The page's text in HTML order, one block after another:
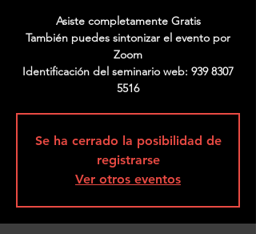
Asiste completamente Gratis
También puedes sintonizar el evento por
Zoom
Identificación del seminario web: 939 8307
Se ha cerrado la posibilidad de
registrarse
Ver otros eventos